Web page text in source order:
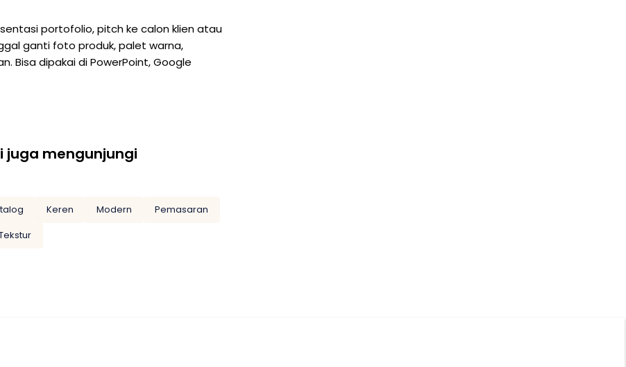
portofolio, pitch ke calon klien atau
ganti foto produk, palet warna,
Bisa dipakai di PowerPoint, Google
juga mengunjungi
Keren Modern
Pemasaran